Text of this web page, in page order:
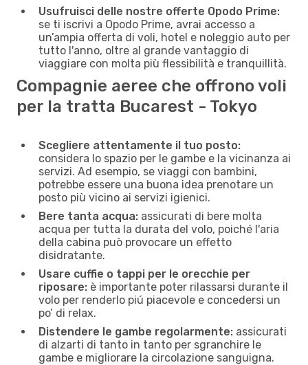
Usufruisci delle nostre offerte Opodo Prime:
se ti iscrivi a Opodo Prime, avrai accesso a
un’ampia offerta di voli, hotel e noleggio auto per
tutto l'anno, oltre al grande vantaggio di
viaggiare con molta più flessibilità e tranquillità.
Compagnie aeree che offrono voli
per la tratta Bucarest - Tokyo
Scegliere attentamente il tuo posto:
considera lo spazio per le gambe e la vicinanza ai
servizi. Ad esempio, se viaggi con bambini,
potrebbe essere una buona idea prenotare un
posto più vicino ai servizi igienici.
Bere tanta acqua: assicurati di bere molta
acqua per tutta la durata del volo, poiché l'aria
della cabina può provocare un effetto
disidratante.
Usare cuffie o tappi per le orecchie per
riposare: è importante poter rilassarsi durante il
volo per renderlo piú piacevole e concedersi un
po’ di relax.
Distendere le gambe regolarmente: assicurati
di alzarti di tanto in tanto per sgranchire le
gambe e migliorare la circolazione sanguigna.